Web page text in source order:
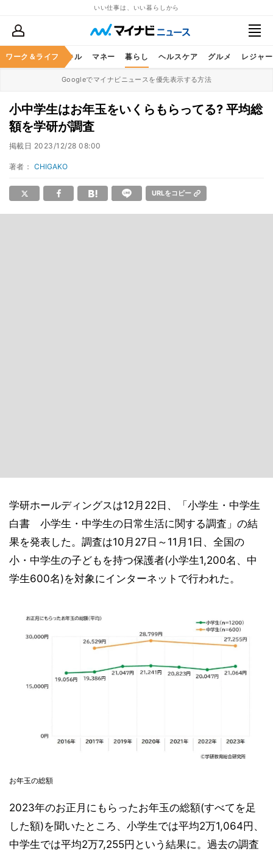
いい仕事は、いい暮らしから
ワーク＆ライフ
ア ビジネススキル マネー 暮らし ヘルスケア グルメ レジャー
Googleでマイナビニュースを優先表示する方法
小中学生はお年玉をいくらもらってる? 平均総
額を学研が調査
掲載日 2023/12/28 08:00
著者： CHIGAKO
URLをコピー
学研ホールディングスは12月22日、「小学生・中学生
白書 小学生・中学生の日常生活に関する調査」の結
果を発表した。調査は10月27日～11月1日、全国の
小・中学生の子どもを持つ保護者(小学生1,200名、中
学生600名)を対象にインターネットで行われた。
お年玉の総額
2023年のお正月にもらったお年玉の総額(すべてを足
した額)を聞いたところ、小学生では平均2万1,064円、
中学生では平均2万7,255円という結果に。過去の調査